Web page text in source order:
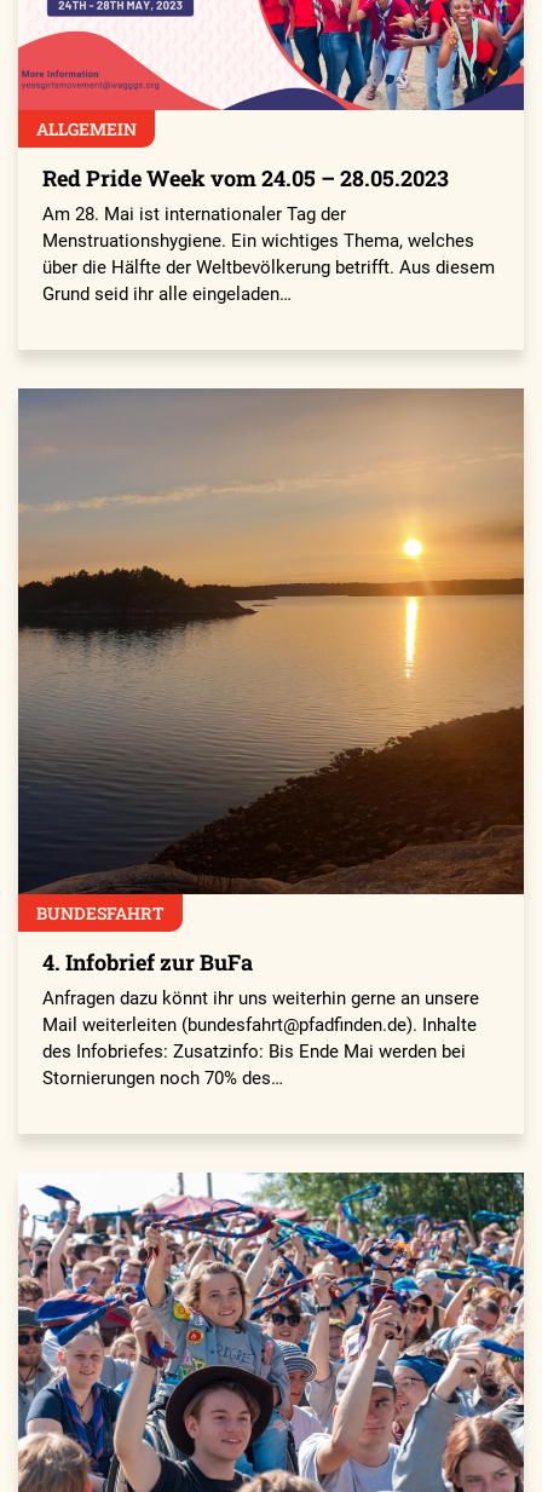
ALLGEMEIN
Red Pride Week vom 24.05 – 28.05.2023
Am 28. Mai ist internationaler Tag der
Menstruationshygiene. Ein wichtiges Thema, welches
über die Hälfte der Weltbevölkerung betrifft. Aus diesem
Grund seid ihr alle eingeladen…
BUNDESFAHRT
4. Infobrief zur BuFa
Anfragen dazu könnt ihr uns weiterhin gerne an unsere
Mail weiterleiten (bundesfahrt@pfadfinden.de). Inhalte
des Infobriefes: Zusatzinfo: Bis Ende Mai werden bei
Stornierungen noch 70% des…